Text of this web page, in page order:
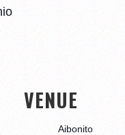
VENUE
Aibonito